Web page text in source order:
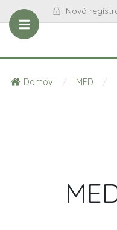
Nová
Domov / MED /